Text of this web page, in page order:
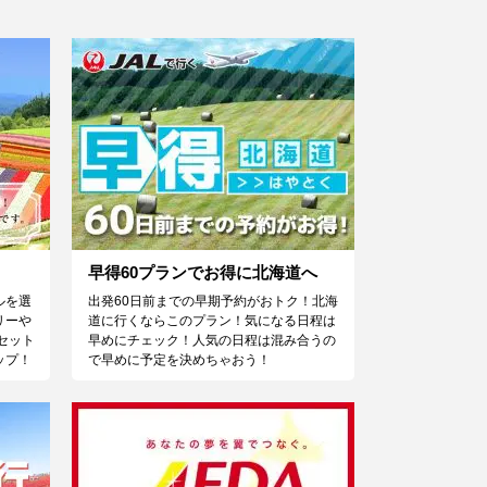
を選
ーや
ット
！
早得60プランでお得に北海道へ
出発60日前までの早期予約がおトク！北海
道に行くならこのプラン！気になる日程は
早めにチェック！人気の日程は混み合うの
で早めに予定を決めちゃおう！